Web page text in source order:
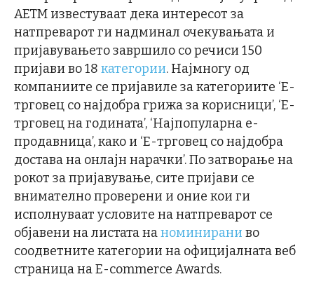
АЕТМ известуваат дека интересот за
натпреварот ги надминал очекувањата и
пријавувањето завршило со речиси 150
пријави во 18 категории. Најмногу од
компаниите се пријавиле за категориите ‘Е-
трговец со најдобра грижа за корисници’, ‘Е-
трговец на годината’, ‘Најпопуларна е-
продавница’, како и ‘Е-трговец со најдобра
достава на онлајн нарачки’. По затворање на
рокот за пријавување, сите пријави се
внимателно проверени и оние кои ги
исполнуваат условите на натпреварот се
објавени на листата наноминирани во
соодветните категории на официјалната веб
страница на E-commerce Awards.